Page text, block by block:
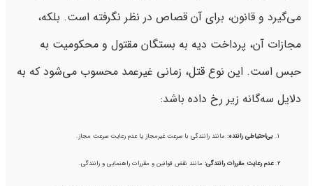
می‌گیرد و قانون، برای آن قصاص در نظر نگرفته است. بلکه،
مجازات آن، پرداخت دیه به بستگان مقتول و محکومیت به
حبس است. این نوع قتل، زمانی غیرعمد محسوب می‌شود که به
دلایل سه‌گانه زیر رخ‌ داده باشد:
بی‌احتیاطی راننده: مانند رانندگی با سرعت غیرمجاز یا عدم رعایت سرعت مجاز.
عدم رعایت مقررات رانندگی: مانند نقض قوانین و مقررات راهنمایی ‌و رانندگی.